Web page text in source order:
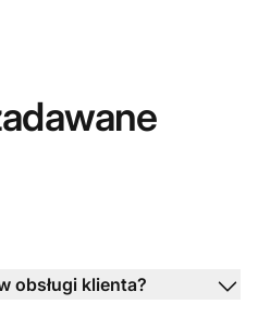
obsługi klienta?